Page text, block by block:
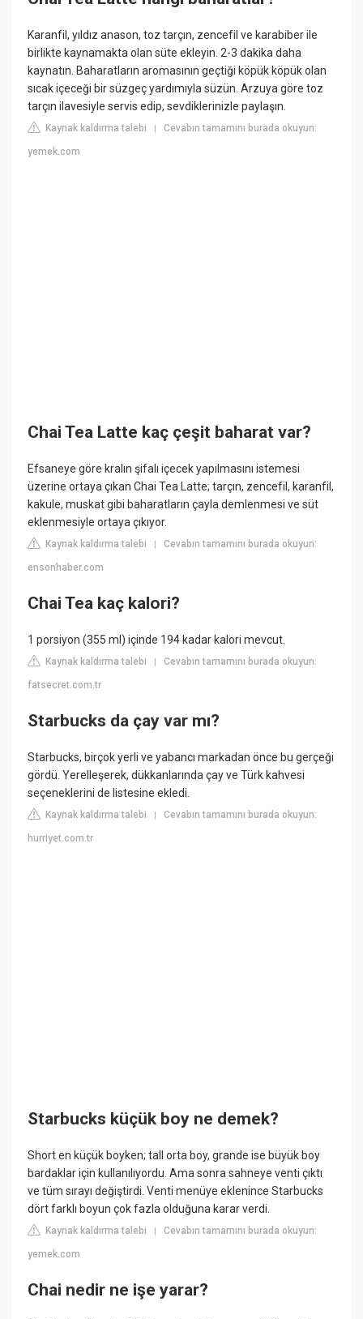
Karanfil, yıldız anason, toz tarçın, zencefil ve karabiber ile
birlikte kaynamakta olan süte ekleyin. 2-3 dakika daha
kaynatın. Baharatların aromasının geçtiği köpük köpük olan
sıcak içeceği bir süzgeç yardımıyla süzün. Arzuya göre toz
tarçın ilavesiyle servis edip, sevdiklerinizle paylaşın.
Kaynak kaldırma talebi |Cevabın tamamını burada okuyun:
yemek.com
Chai Tea Latte kaç çeşit baharat var?
Efsaneye göre kralın şifalı içecek yapılmasını istemesi
üzerine ortaya çıkan Chai Tea Latte; tarçın, zencefil, karanfil,
kakule, muskat gibi baharatların çayla demlenmesi ve süt
eklenmesiyle ortaya çıkıyor.
Kaynak kaldırma talebi |Cevabın tamamını burada okuyun:
ensonhaber.com
Chai Tea kaç kalori?
1 porsiyon (355 ml) içinde 194 kadar kalori mevcut.
Kaynak kaldırma talebi |Cevabın tamamını burada okuyun:
fatsecret.com.tr
Starbucks da çay var mı?
Starbucks, birçok yerli ve yabancı markadan önce bu gerçeği
gördü. Yerelleşerek, dükkanlarında çay ve Türk kahvesi
seçeneklerini de listesine ekledi.
Kaynak kaldırma talebi |Cevabın tamamını burada okuyun:
hurriyet.com.tr
Starbucks küçük boy ne demek?
Short en küçük boyken; tall orta boy, grande ise büyük boy
bardaklar için kullanılıyordu. Ama sonra sahneye venti çıktı
ve tüm sırayı değiştirdi. Venti menüye eklenince Starbucks
dört farklı boyun çok fazla olduğuna karar verdi.
Kaynak kaldırma talebi |Cevabın tamamını burada okuyun:
yemek.com
Chai nedir ne işe yarar?